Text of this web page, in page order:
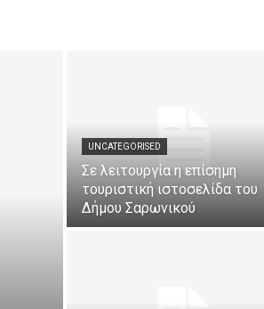
UNCATEGORISED
Σε λειτουργία η επίσημη
τουριστική ιστοσελίδα του
Δήμου Σαρωνικού